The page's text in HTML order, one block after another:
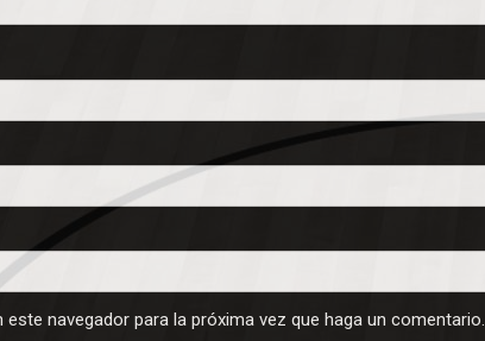
navegador para la próxima vez que haga un comentario.